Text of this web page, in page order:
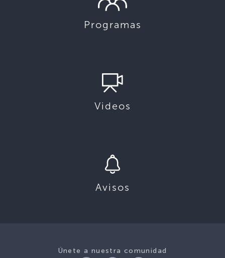
Programas
Videos
Avisos
Únete a nuestra comunidad